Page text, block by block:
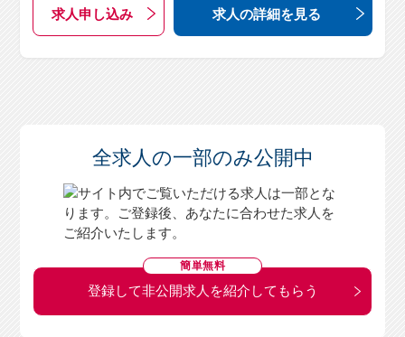
求人申し込み 求人の詳細を見る
全求人の一部のみ公開中
簡単無料
登録して非公開求人を紹介してもらう